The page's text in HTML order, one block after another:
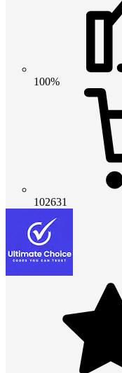
100%
102631